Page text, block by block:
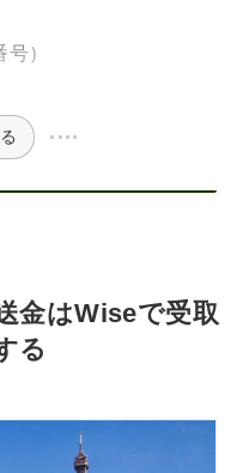
）
金はWiseで受取
る